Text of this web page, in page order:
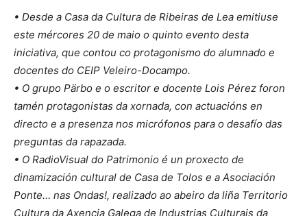
• Desde a Casa da Cultura de Ribeiras de Lea emitiuse
este mércores 20 de maio o quinto evento desta
iniciativa, que contou co protagonismo do alumnado e
docentes do CEIP Veleiro-Docampo.
• O grupo Pärbo e o escritor e docente Lois Pérez foron
tamén protagonistas da xornada, con actuacións en
directo e a presenza nos micrófonos para o desafío das
preguntas da rapazada.
• O RadioVisual do Patrimonio é un proxecto de
dinamización cultural de Casa de Tolos e a Asociación
Ponte… nas Ondas!, realizado ao abeiro da liña Territorio
Cultura da Axencia Galega de Industrias Culturais da